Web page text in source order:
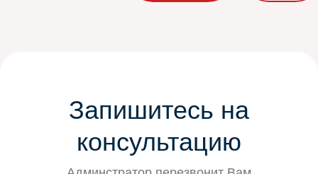
Запишитесь на
консультацию